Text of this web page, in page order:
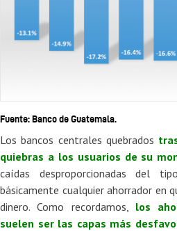
Fuente: Banco de Guatemala.
Los bancos centrales quebrados
quiebras a los usuarios de su
caídas desproporcionadas del
básicamente cualquier ahorrador en
dinero. Como recordamos, los
suelen ser las capas más